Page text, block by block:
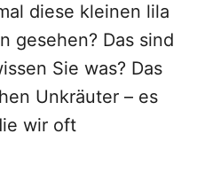
diese kleinen lila
gesehen? Das sind
Sie was? Das
Unkräuter – es
wir oft